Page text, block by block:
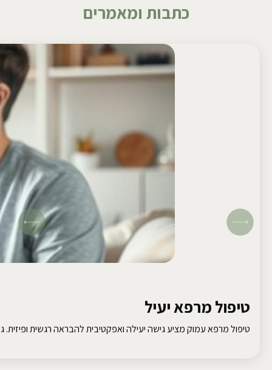
כתבות ומאמרים
טיפול מרפא יעיל
טיפול מרפא עמוק מציע גישה יעילה ואפקטיבית להבראה רגשית ופיזית.